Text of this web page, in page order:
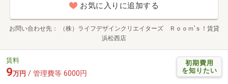
お気に入りに追加する
お問い合わせ先
（株）ライフデザインクリエイターズ Ｒｏｏｍ’ｓ！賃貸
浜松西店
初期費用
を知りたい
賃料
9万円 / 管理費等 6000円